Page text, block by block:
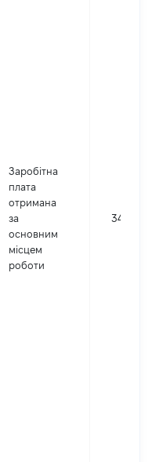
Заробітна
плата
отримана
за
основним
місцем
роботи
349780